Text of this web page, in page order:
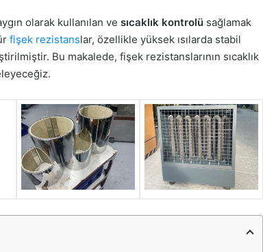
olarak kullanılan ve sıcaklık kontrolü sağlamak
fişek rezistanslar, özellikle yüksek ısılarda stabil
Bu makalede, fişek rezistanslarının sıcaklık